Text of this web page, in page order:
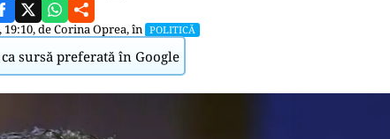
deCorina Oprea, în POLITICĂ
sursă preferată în Google